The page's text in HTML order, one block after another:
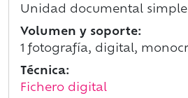
Unidad documental simple
Volumen y soporte:
1 fotografía, digital,
Técnica:
Fichero digital